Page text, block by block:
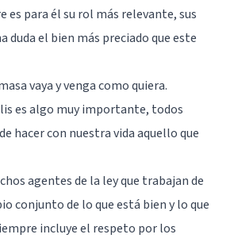
es para él su rol más relevante, sus
duda el bien más preciado que este
vaya y venga como quiera.
es algo muy importante, todos
hacer con nuestra vida aquello que
agentes de la ley que trabajan de
conjunto de lo que está bien y lo que
incluye el respeto por los